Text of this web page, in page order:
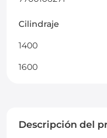
Cilindraje
1400
1600
Descripción del